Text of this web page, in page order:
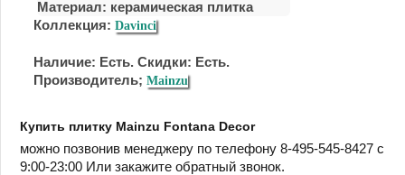
Материал: керамическая плитка
Коллекция: Davinci
Наличие: Есть. Скидки: Есть.
Производитель; Mainzu
Купить плитку Mainzu Fontana Decor
можно позвонив менеджеру по телефону 8-495-545-8427 с
9:00-23:00 Или закажите обратный звонок.